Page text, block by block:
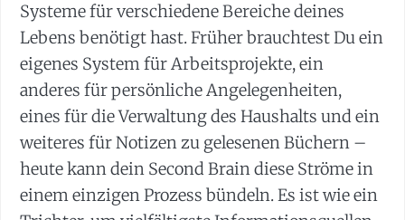
Systeme für verschiedene Bereiche deines
Lebens benötigt hast. Früher brauchtest Du ein
eigenes System für Arbeitsprojekte, ein
anderes für persönliche Angelegenheiten,
eines für die Verwaltung des Haushalts und ein
weiteres für Notizen zu gelesenen Büchern –
heute kann dein Second Brain diese Ströme in
einem einzigen Prozess bündeln. Es ist wie ein